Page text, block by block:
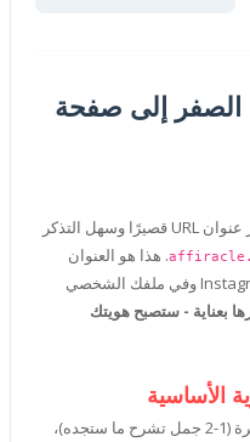
الصفر إلى صفحة
. اختر عنوان URL قصيرًا وسهل التذكر
. هذا هو العنوان
الذي ستضعه في سيرتك الذاتية على Instagram وفي ملفك الشخصي
بعناية - ستصبح هويتك
حدد اسم العرض، واكتب سيرة ذاتية قصيرة (1-2 جمل تشرح ما ستجده)،